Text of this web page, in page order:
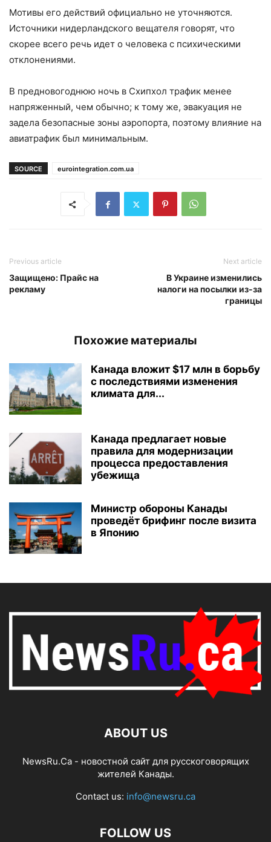
Мотивы его действий официально не уточняются.
Источники нидерландского вещателя говорят, что
скорее всего речь идет о человека с психическими
отклонениями.
В предновогоднюю ночь в Схипхол трафик менее
напряженный, чем обычно; к тому же, эвакуация не
задела безопасные зоны аэропорта, поэтому влияние на
авиатрафик был минимальным.
SOURCE eurointegration.com.ua
Previous article
Защищено: Прайс на
рекламу
Next article
В Украине изменились
налоги на посылки из-за
границы
Похожие материалы
Канада вложит $17 млн в борьбу
с последствиями изменения
климата для...
Канада предлагает новые
правила для модернизации
процесса предоставления
убежища
Министр обороны Канады
проведёт брифинг после визита
в Японию
ABOUT US
NewsRu.Ca - новостной сайт для русскоговорящих
жителей Канады.
Contact us: info@newsru.ca
FOLLOW US